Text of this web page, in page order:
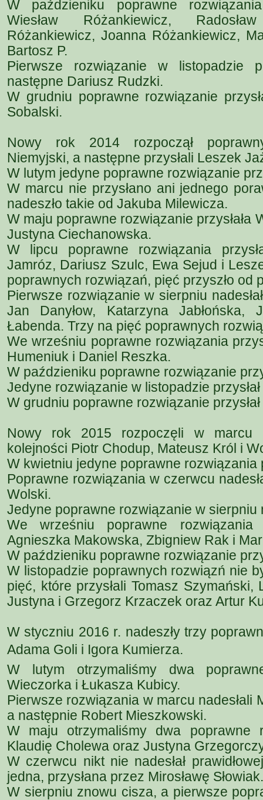
W paździeniku poprawne
Wiesław Różankiewicz,
Różankiewicz, Joanna Różankiewicz,
Bartosz P.
Pierwsze rozwiązanie w listopadzie
następne Dariusz Rudzki.
W grudniu poprawne rozwiązanie
Sobalski.
Nowy rok 2014 rozpoczął
Niemyjski, a następne przysłali Leszek
W lutym jedyne poprawne rozwiązanie
W marcu nie przysłano ani jednego
nadeszło takie od Jakuba Milewicza.
W maju poprawne rozwiązanie przysłała
Justyna Ciechanowska.
W lipcu poprawne rozwiązania
Jamróz, Dariusz Szulc, Ewa Sejud i
poprawnych rozwiązań, pięć przyszło od
Pierwsze rozwiązanie w sierpniu
Jan Danyłow, Katarzyna Jabłońska,
Łabenda. Trzy na pięć poprawnych
We wrześniu poprawne rozwiązania
Humeniuk i Daniel Reszka.
W paździeniku poprawne rozwiązanie
Jedyne rozwiązanie w listopadzie
W grudniu poprawne rozwiązanie
Nowy rok 2015 rozpoczęli w marcu
kolejności Piotr Chodup, Mateusz Król i
W kwietniu jedyne poprawne rozwiązania
Poprawne rozwiązania w czerwcu
Wolski.
Jedyne poprawne rozwiązanie w sierpniu
We wrześniu poprawne rozwiązania
Agnieszka Makowska, Zbigniew Rak i
W paździeniku poprawne rozwiązanie
W listopadzie poprawnych rozwiązń nie
pięć, które przysłali Tomasz Szymański,
Justyna i Grzegorz Krzaczek oraz Artur
W styczniu 2016 r. nadeszły trzy
Adama Goli i Igora Kumierza.
W lutym otrzymaliśmy dwa
Wieczorka i Łukasza Kubicy.
Pierwsze rozwiązania w marcu nadesłali
a następnie Robert Mieszkowski.
W maju otrzymaliśmy dwa poprawne
Klaudię Cholewa oraz Justyna
W czerwcu nikt nie nadesłał
jedna, przysłana przez Mirosławę Słowiak.
W sierpniu znowu cisza, a pierwsze